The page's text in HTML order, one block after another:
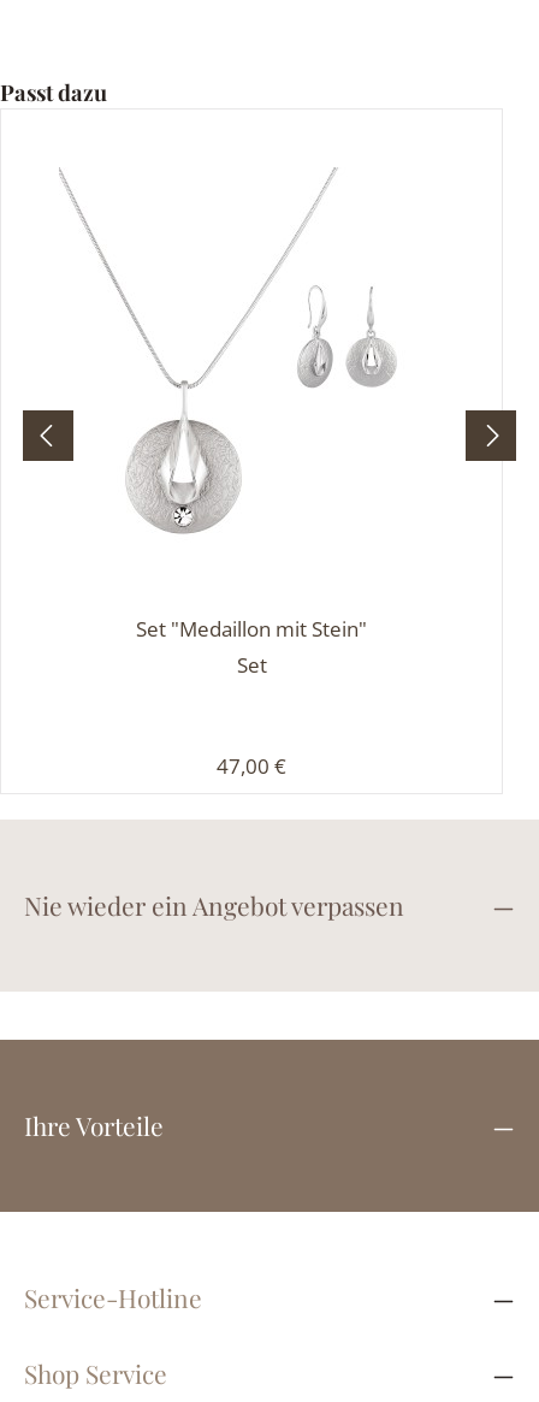
Produktgalerie überspringen
Passt dazu
Set "Medaillon mit Stein"
Set
Regulärer Preis:
47,00 €
Nie wieder ein Angebot verpassen
Ihre Vorteile
Service-Hotline
Shop Service